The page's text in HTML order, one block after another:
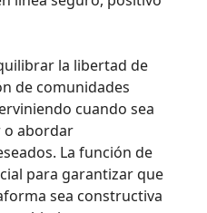
la libertad de
de comunidades
cuando sea
o abordar
La función de
para garantizar que
sea constructiva